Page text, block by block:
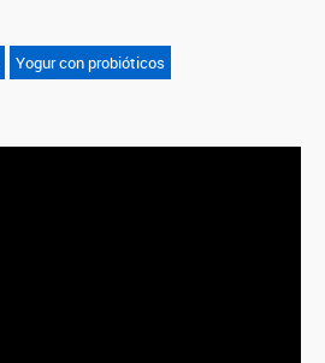
Yogur con probióticos